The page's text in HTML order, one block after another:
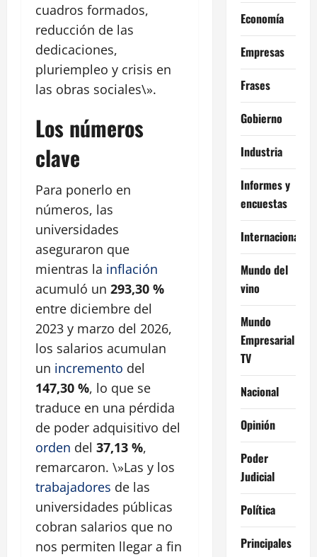
cuadros formados,
reducción de las
dedicaciones,
pluriempleo y crisis en
las obras sociales\».
Los números
clave
Para ponerlo en
números, las
universidades
aseguraron que
mientras la inflación
acumuló un 293,30 %
entre diciembre del
2023 y marzo del 2026,
los salarios acumulan
un incremento del
147,30 %, lo que se
traduce en una pérdida
de poder adquisitivo del
orden del 37,13 %,
remarcaron. \»Las y los
trabajadores de las
universidades públicas
cobran salarios que no
nos permiten llegar a fin
Economía
Empresas
Frases
Gobierno
Industria
Informes y
encuestas
Internacional
Mundo del
vino
Mundo
Empresarial
TV
Nacional
Opinión
Poder
Judicial
Política
Principales